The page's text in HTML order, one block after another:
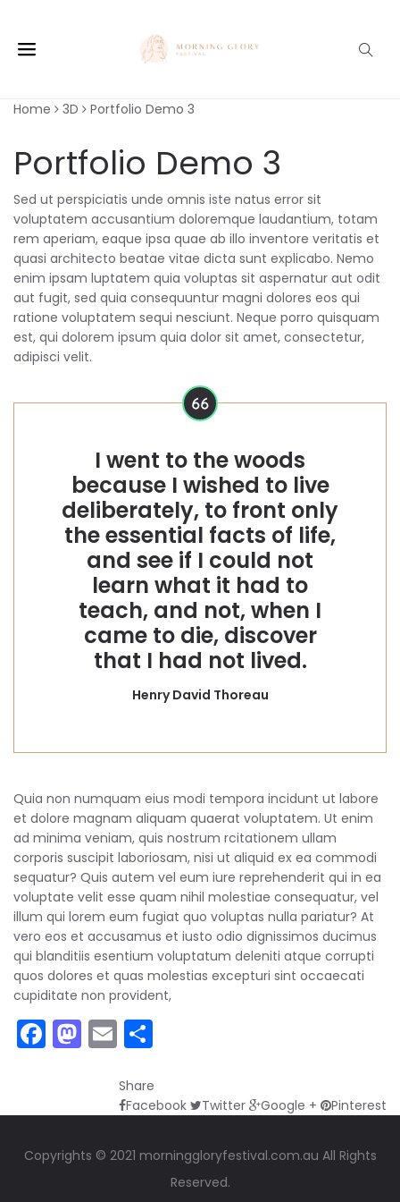
Home 3D Portfolio Demo 3
Portfolio Demo 3
Sed ut perspiciatis unde omnis iste natus error sit
voluptatem accusantium doloremque laudantium, totam
rem aperiam, eaque ipsa quae ab illo inventore veritatis et
quasi architecto beatae vitae dicta sunt explicabo. Nemo
enim ipsam luptatem quia voluptas sit aspernatur aut odit
aut fugit, sed quia consequuntur magni dolores eos qui
ratione voluptatem sequi nesciunt. Neque porro quisquam
est, qui dolorem ipsum quia dolor sit amet, consectetur,
adipisci velit.
I went to the woods
because I wished to live
deliberately, to front only
the essential facts of life,
and see if I could not
learn what it had to
teach, and not, when I
came to die, discover
that I had not lived.
Henry David Thoreau
Quia non numquam eius modi tempora incidunt ut labore
et dolore magnam aliquam quaerat voluptatem. Ut enim
ad minima veniam, quis nostrum rcitationem ullam
corporis suscipit laboriosam, nisi ut aliquid ex ea commodi
sequatur? Quis autem vel eum iure reprehenderit qui in ea
voluptate velit esse quam nihil molestiae consequatur, vel
illum qui lorem eum fugiat quo voluptas nulla pariatur? At
vero eos et accusamus et iusto odio dignissimos ducimus
qui blanditiis esentium voluptatum deleniti atque corrupti
quos dolores et quas molestias excepturi sint occaecati
cupiditate non provident,
Facebook
Mastodon
Email
Share
Facebook
Twitter Google + Pinterest
Copyrights © 2021 morninggloryfestival.com.au All Rights
Reserved.